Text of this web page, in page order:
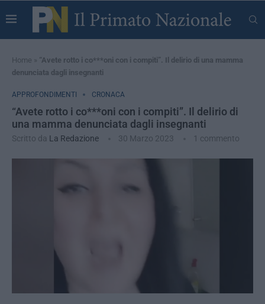
Home » “Avete rotto i co***oni con i compiti”. Il delirio di una mamma
denunciata dagli insegnanti
APPROFONDIMENTI CRONACA
“Avete rotto i co***oni con i compiti”. Il delirio di
una mamma denunciata dagli insegnanti
Scritto da La Redazione 30 Marzo 2023 1 commento